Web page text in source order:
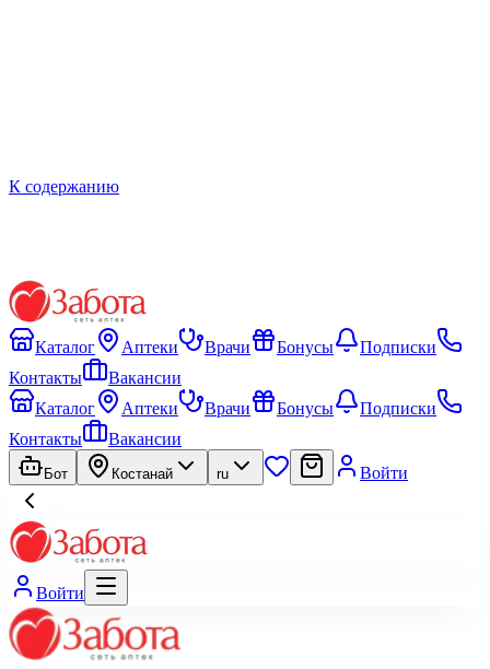
К содержанию
Каталог Аптеки Врачи Бонусы
Подписки
Контакты
Вакансии
Каталог
Аптеки Врачи Бонусы
Подписки
Контакты
Вакансии
Бот Костанай ru Войти
Войти